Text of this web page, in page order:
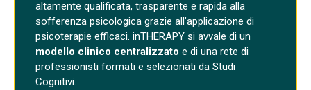
altamente qualificata, trasparente e rapida alla
sofferenza psicologica grazie all’applicazione di
psicoterapie efficaci. inTHERAPY si avvale di un
modello clinico centralizzato e di una rete di
professionisti formati e selezionati da Studi
Cognitivi.